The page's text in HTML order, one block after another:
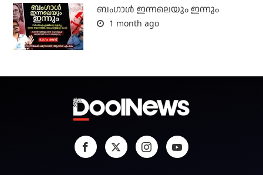
ബംഗാള്‍ ഇന്നലെയും ഇന്നും
1 month ago